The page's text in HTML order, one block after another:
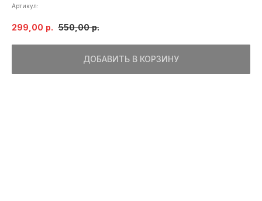
Артикул:
299,00 р. 550,00 р.
ДОБАВИТЬ В КОРЗИНУ